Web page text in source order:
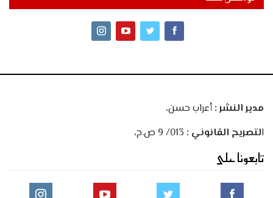
مدير النشر :أعراب حسن،
التصريح القانوني :
تابعونا على